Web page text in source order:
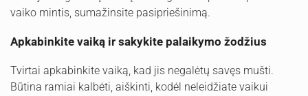
vaiko mintis, sumažinsite pasipriešinimą.
Apkabinkite vaiką ir sakykite palaikymo žodžius
Tvirtai apkabinkite vaiką, kad jis negalėtų savęs mušti.
Būtina ramiai kalbėti, aiškinti, kodėl neleidžiate vaikui